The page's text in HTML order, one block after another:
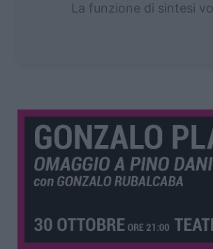
La funzione di sintesi